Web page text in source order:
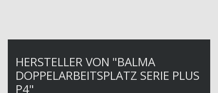
HERSTELLER VON "BALMA
DOPPELARBEITSPLATZ SERIE PLUS
P4"